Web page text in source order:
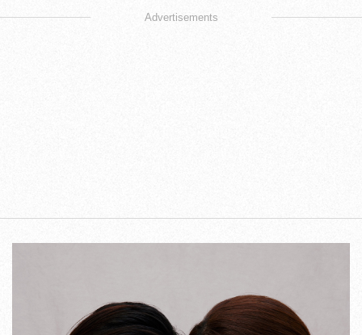
Advertisements